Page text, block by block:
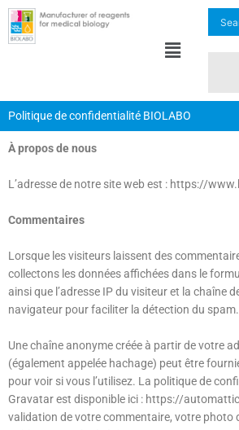
Aller
au
contenu
Menu
Politique de confidentialité BIOLABO
À propos de nous
L’adresse de notre site web est : https://
Commentaires
Lorsque les visiteurs laissent des
collectons les données affichées dans le
ainsi que l’adresse IP du visiteur et la chaîne
navigateur pour faciliter la détection du spam.
Une chaîne anonyme créée à partir de votre
(également appelée hachage) peut être
pour voir si vous l’utilisez. La politique de
Gravatar est disponible ici : https://
validation de votre commentaire, votre photo